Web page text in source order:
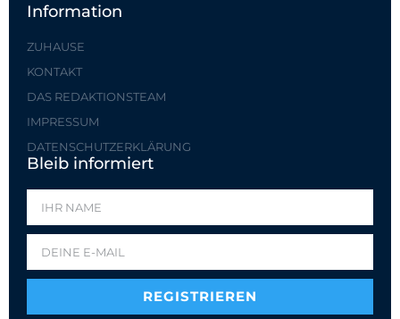
Information
ZUHAUSE
KONTAKT
DAS REDAKTIONSTEAM
IMPRESSUM
DATENSCHUTZERKLÄRUNG
Bleib informiert
REGISTRIEREN